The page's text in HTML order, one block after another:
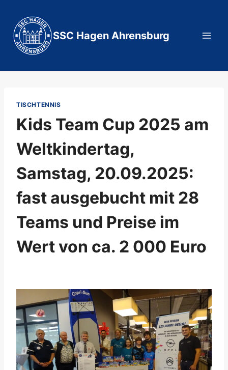
Inhalt
springen
SSC Hagen Ahrensburg
TISCHTENNIS
Kids Team Cup 2025 am
Weltkindertag,
Samstag, 20.09.2025:
fast ausgebucht mit 28
Teams und Preise im
Wert von ca. 2 000 Euro